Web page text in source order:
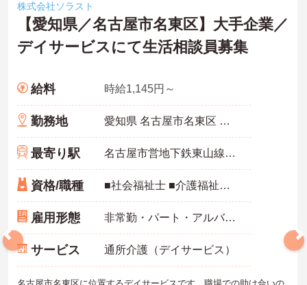
株式会社ソラスト
【愛知県／名古屋市名東区】大手企業／
デイサービスにて生活相談員募集
給料 時給1,145円～
勤務地 愛知県 名古屋市名東区 高針荒田801
最寄り駅 名古屋市営地下鉄東山線「星ケ丘(愛知)駅」バス・車9分
資格/職種 ■社会福祉士 ■介護福祉士 ■社会福祉主事任用 上記、3つのいずれか
雇用形態 非常勤・パート・アルバイト
サービス 通所介護（デイサービス）
名古屋市名東区に位置するデイサービスです。職場での助け合いの